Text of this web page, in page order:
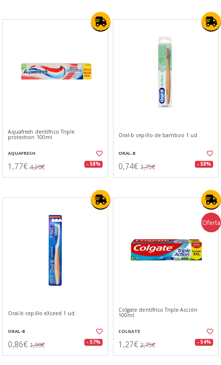
Aquafresh dentífrico Triple
protection 100ml
AQUAFRESH
1,77€ 4,20€ - 58%
Oral-b cepillo de bamboo 1 ud.
ORAL-B
0,74€ 1,75€ - 58%
Oral-b cepillo eXceed 1 ud.
ORAL-B
0,86€ 1,99€ - 57%
Oferta
Colgate dentífrico Triple Acción
100ml
COLGATE
1,27€ 2,75€ - 54%